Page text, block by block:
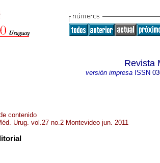
Revista
versión impresaISSN
contenido
Urug. vol.27 no.2 Montevideo jun. 2011